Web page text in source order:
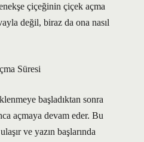
çiçeğinin çiçek açma
değil, biraz da ona nasıl
Süresi
başladıktan sonra
açmaya devam eder. Bu
ve yazın başlarında